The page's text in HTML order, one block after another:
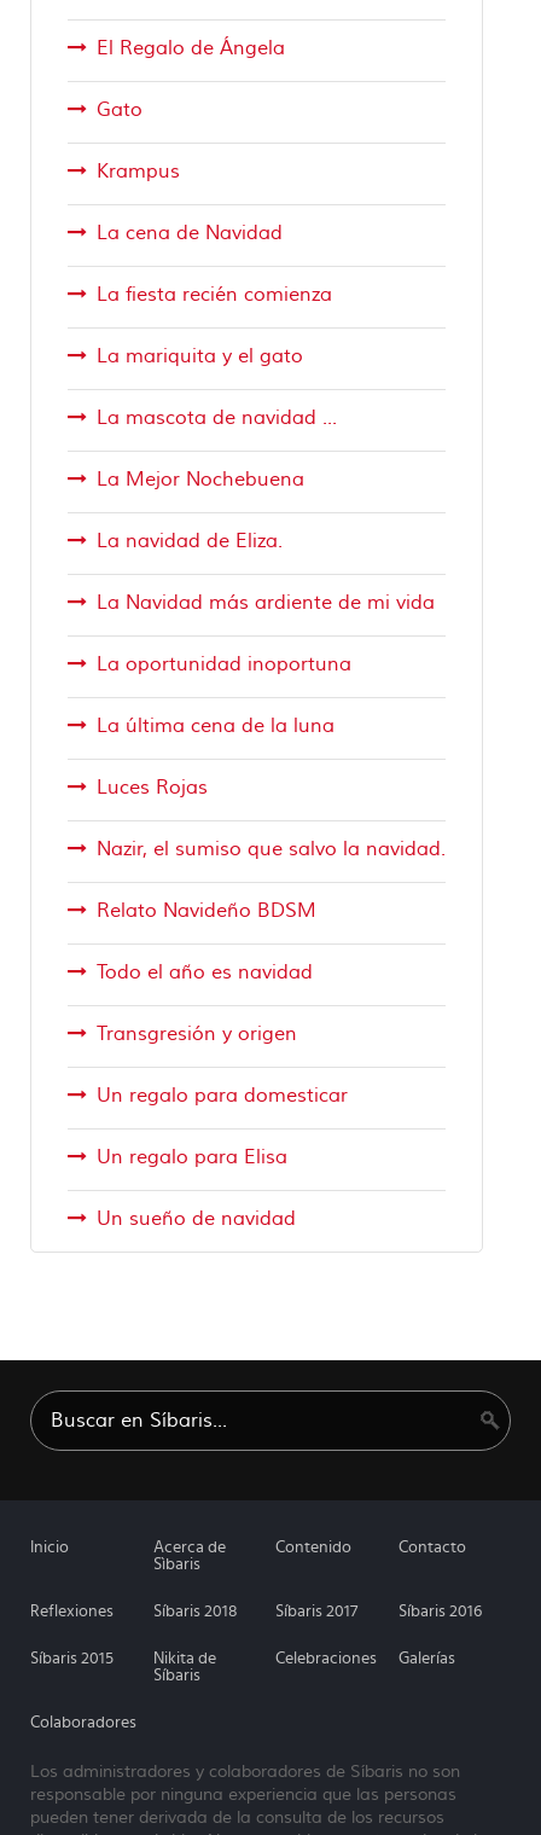
El Regalo de Ángela
Gato
Krampus
La cena de Navidad
La fiesta recién comienza
La mariquita y el gato
La mascota de navidad ...
La Mejor Nochebuena
La navidad de Eliza.
La Navidad más ardiente de mi vida
La oportunidad inoportuna
La última cena de la luna
Luces Rojas
Nazir, el sumiso que salvo la navidad.
Relato Navideño BDSM
Todo el año es navidad
Transgresión y origen
Un regalo para domesticar
Un regalo para Elisa
Un sueño de navidad
Inicio
Acerca de
Sìbaris
Contenido Contacto
Reflexiones Síbaris 2018 Síbaris 2017 Síbaris 2016
Síbaris 2015
Nikita de
Síbaris
Celebraciones Galerías
Colaboradores
Los administradores y colaboradores de Síbaris no son
responsable por ninguna experiencia que las personas
pueden tener derivada de la consulta de los recursos